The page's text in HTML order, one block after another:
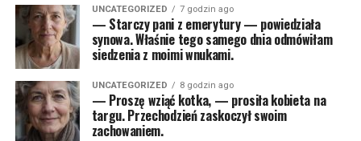
UNCATEGORIZED 7 godzin ago
— Starczy pani z emerytury — powiedziała
synowa. Właśnie tego samego dnia odmówiłam
siedzenia z moimi wnukami.
UNCATEGORIZED 8 godzin ago
— Proszę wziąć kotka, — prosiła kobieta na
targu. Przechodzień zaskoczył swoim
zachowaniem.